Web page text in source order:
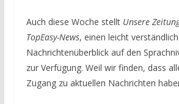
Auch diese Woche stellt Unsere
TopEasy-News, einen leicht
Nachrichtenüberblick auf den
zur Verfügung. Weil wir finden, dass
Zugang zu aktuellen Nachrichten